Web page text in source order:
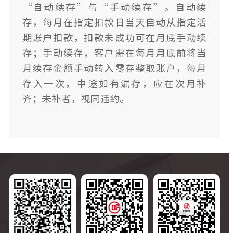
“自动续存”与“手动续存”。自动续
存，每月在指定扣款日当天自动从指定活
期账户扣款，扣款未成功可在月底手动续
存；手动续存，客户需在每月月底前将当
月续存金额手动转入零存整取账户，每月
存入一次，中途如有漏存，应在次月补
齐；未补者，视同违约。